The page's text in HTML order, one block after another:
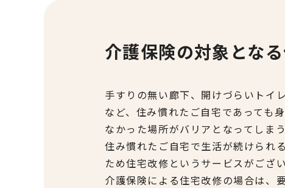
介護保険の対象とな
手すりの無い廊下、開けづらいトイ
など、住み慣れたご自宅であっても
なかった場所がバリアとなってしま
住み慣れたご自宅で生活が続けられ
ため住宅改修というサービスがござい
介護保険による住宅改修の場合は、